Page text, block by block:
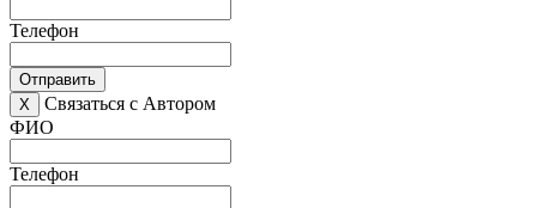
Телефон
Отправить
X
Связаться с Автором
ФИО
Телефон